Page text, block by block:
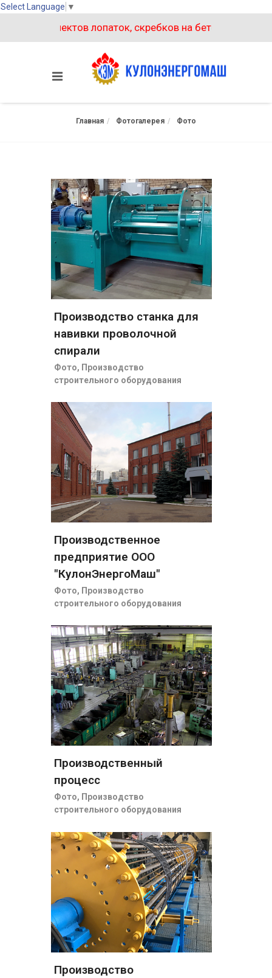
Select Language ▼
комплектов лопаток, скребков на
Главная Фотогалерея Фото
Производство станка для
навивки проволочной
спирали
Фото, Производство
строительного оборудования
Производственное
предприятие ООО
"КулонЭнергоМаш"
Фото, Производство
строительного оборудования
Производственный
процесс
Фото, Производство
строительного оборудования
Производство